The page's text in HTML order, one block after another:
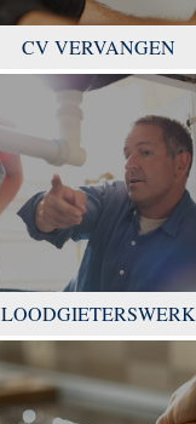
CV VERVANGEN
LOODGIETERSWERK